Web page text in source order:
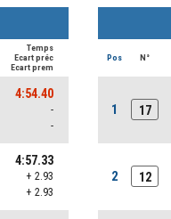
Temps
Ecart préc
Ecart prem
4:54.40
-
-
4:57.33
+ 2.93
+ 2.93
Pos N°
1 17
2 12